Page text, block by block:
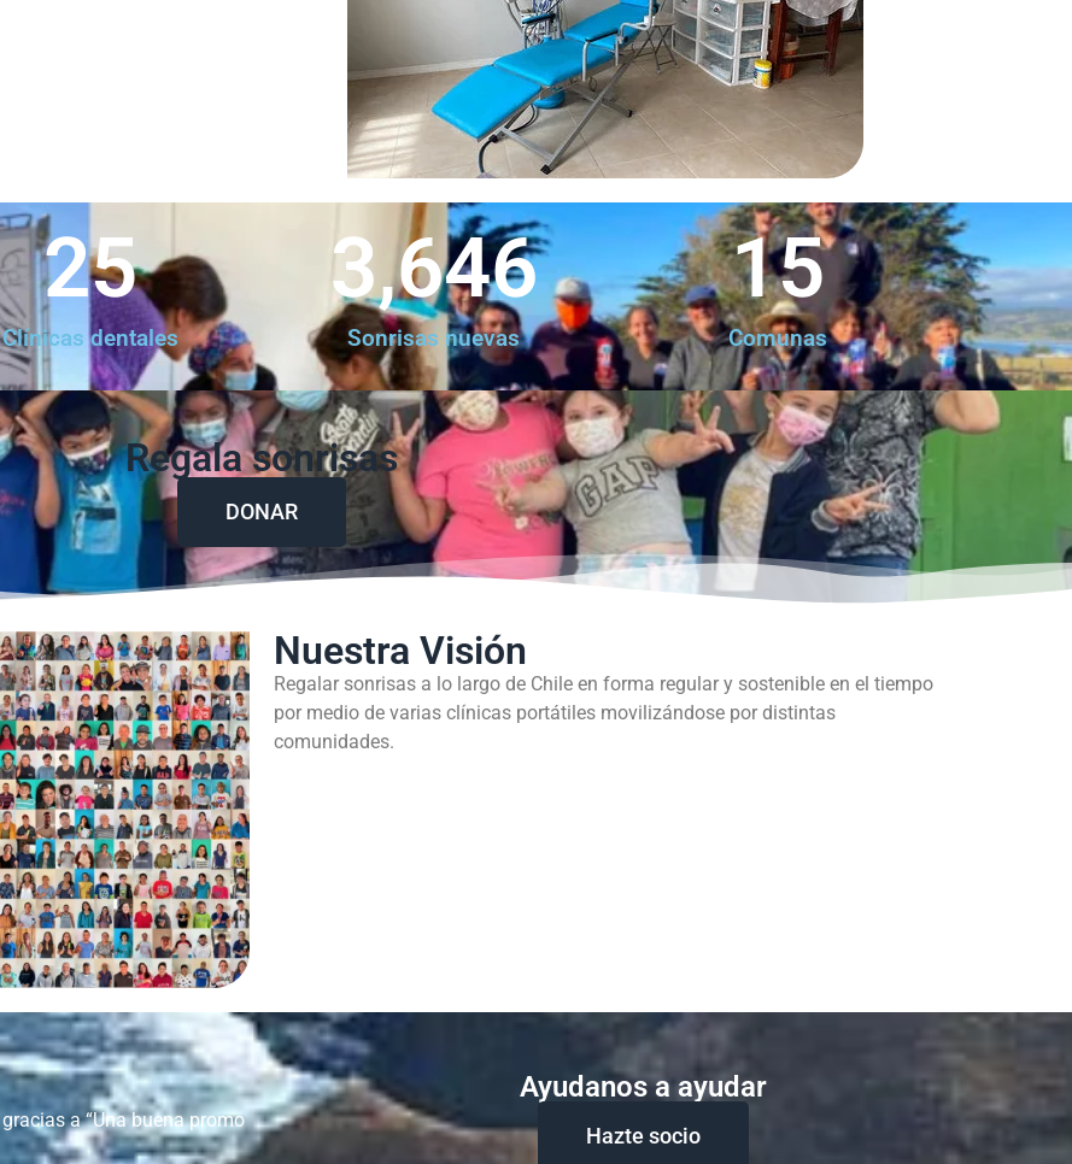
Clínicas dentales
25
Sonrisas nuevas
3,646
Comunas
15
Regala sonrisas
DONAR
Nuestra Visión
Regalar sonrisas a lo largo de Chile en forma regular y sostenible en el tiempo
por medio de varias clínicas portátiles movilizándose por distintas
comunidades.
gracias a “Una buena promo
Ayudanos a ayudar
Hazte socio